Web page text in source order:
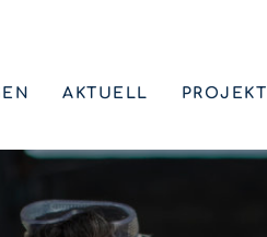
AKTUELL